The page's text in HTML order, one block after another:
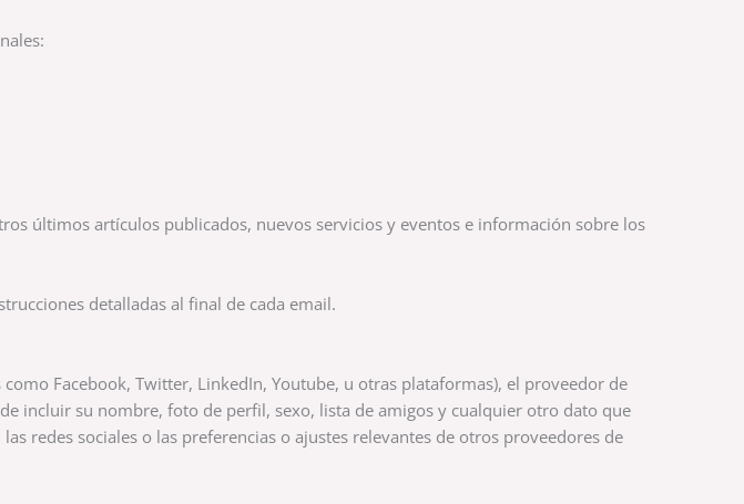
últimos artículos publicados, nuevos servicios y eventos e información sobre los
detalladas al final de cada email.
Facebook, Twitter, LinkedIn, Youtube, u otras plataformas), el proveedor de
incluir su nombre, foto de perfil, sexo, lista de amigos y cualquier otro dato que
redes sociales o las preferencias o ajustes relevantes de otros proveedores de